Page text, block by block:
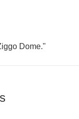
Dome."